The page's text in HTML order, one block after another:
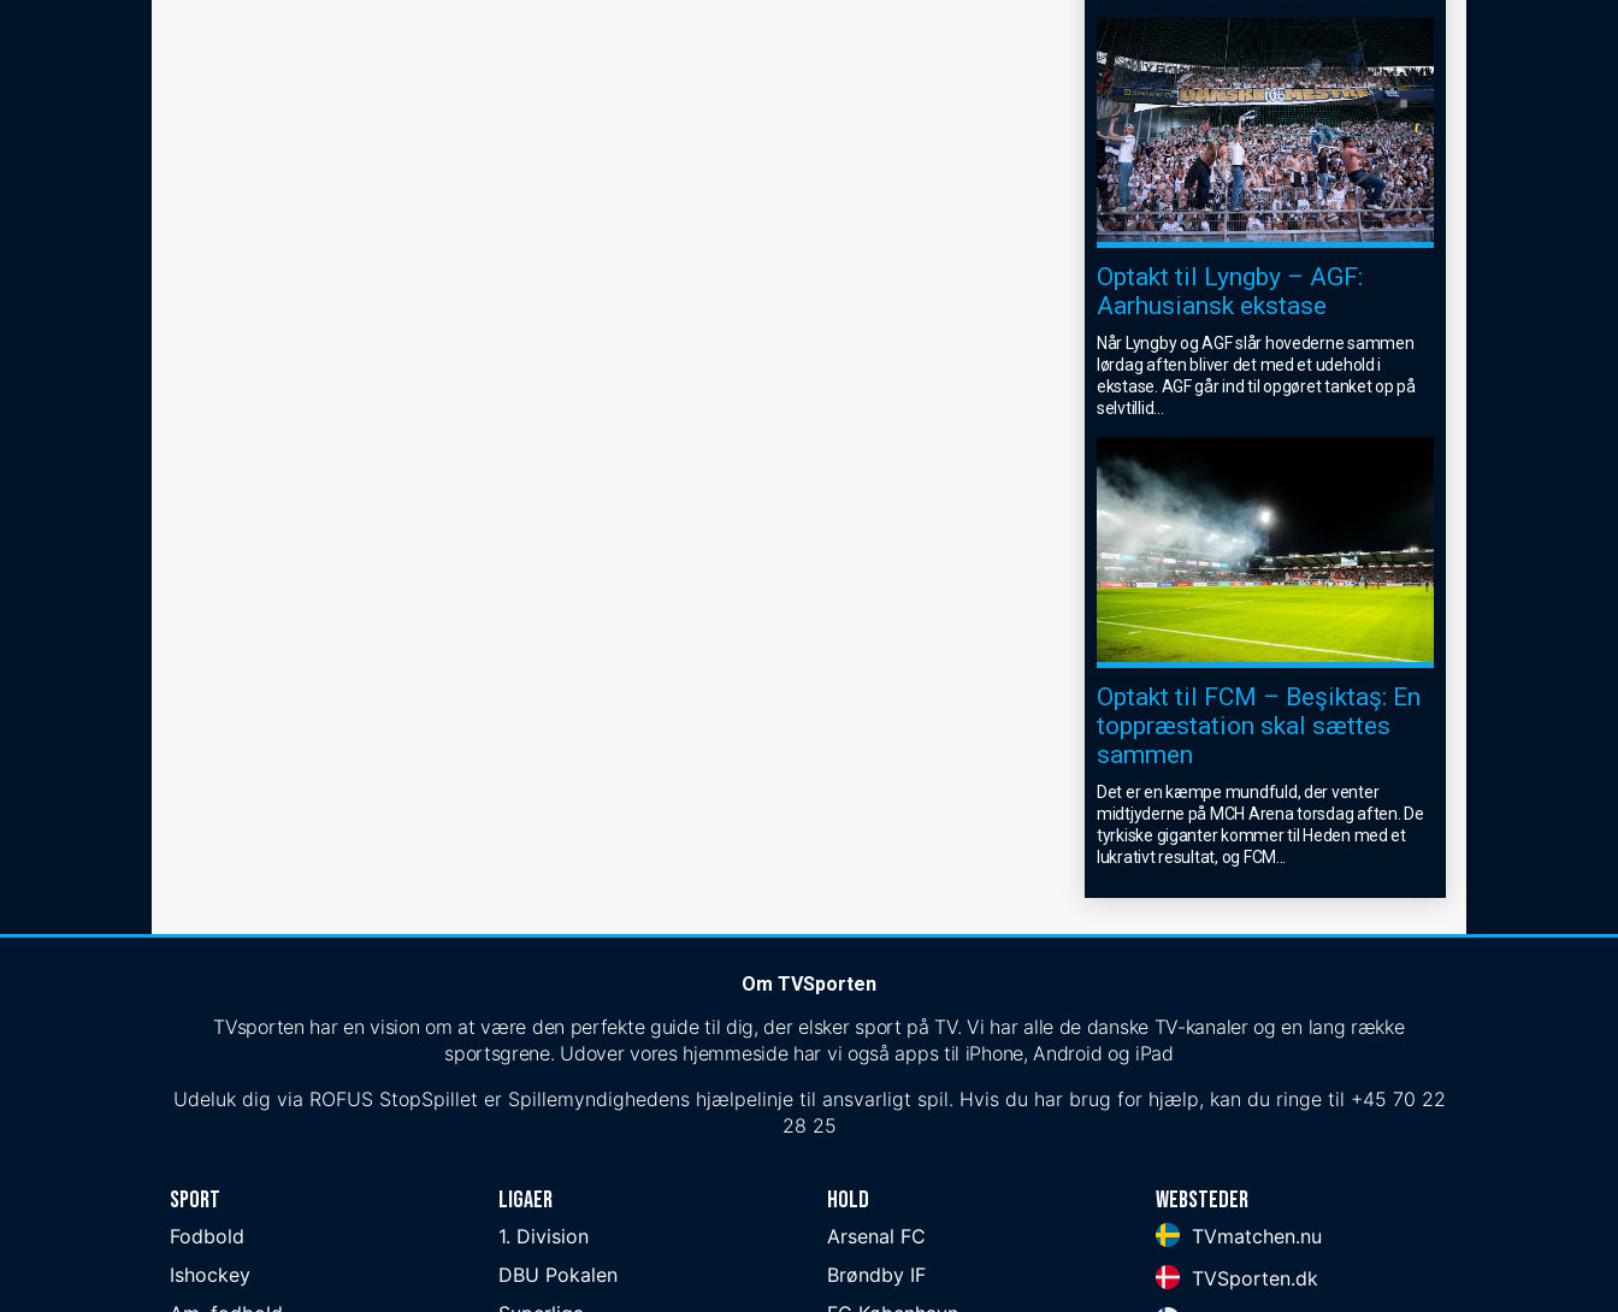
Optakt til Lyngby – AGF:
Aarhusiansk ekstase
Når Lyngby og AGF slår hovederne sammen
lørdag aften bliver det med et udehold i
ekstase. AGF går ind til opgøret tanket op på
selvtillid...
Optakt til FCM – Beşiktaş: En
toppræstation skal sættes
sammen
Det er en kæmpe mundfuld, der venter
midtjyderne på MCH Arena torsdag aften. De
tyrkiske giganter kommer til Heden med et
lukrativt resultat, og FCM
Om TVSporten
TVsporten har en vision om at være den perfekte guide til dig, der elsker sport på TV. Vi har alle de danske TV-kanaler og en lang række
sportsgrene. Udover vores hjemmeside har vi også apps til iPhone, Android og iPad
Udeluk dig via ROFUS StopSpillet er Spillemyndighedens hjælpelinje til ansvarligt spil. Hvis du har brug for hjælp, kan du ringe til +45 70 22
28 25
Sport
Fodbold
Ishockey
Ligaer
1. Division
DBU Pokalen
Hold
Arsenal FC
Brøndby IF
Websteder
TVmatchen.nu
TVSporten.dk